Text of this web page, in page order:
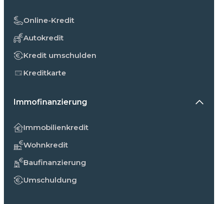
Online-Kredit
Autokredit
Kredit umschulden
Kreditkarte
Immofinanzierung
Immobilienkredit
Wohnkredit
Baufinanzierung
Umschuldung